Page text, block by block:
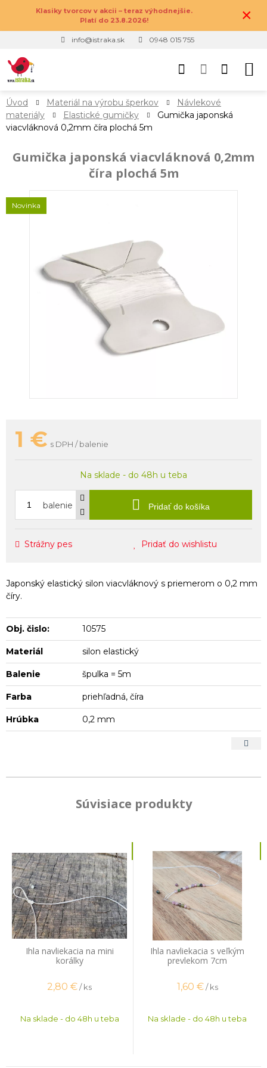
Klasiky tvorcov v akcii – teraz výhodnejšie.
Platí do 23.8.2026!
×
info@istraka.sk 0948 015 755
Úvod Materiál na výrobu šperkov
Návlekové
materiály
Elastické gumičky
Gumička japonská
viacvláknová 0,2mm číra plochá 5m
Gumička japonská viacvláknová 0,2mm
číra plochá 5m
Novinka
1 € s DPH / balenie
Na sklade - do 48h u teba
balenie Pridať do košíka
Strážny pes Pridať do wishlistu
Japonský elastický silon viacvláknový s priemerom o 0,2 mm
číry.
Obj. čislo: 10575
Materiál silon elastický
Balenie špulka = 5m
Farba priehľadná, číra
Hrúbka 0,2 mm
Súvisiace produkty
Ihla navliekacia na mini
korálky
2,80 €/ ks
Na sklade - do 48h u teba
Ihla navliekacia s veľkým
prevlekom 7cm
1,60 € / ks
Na sklade - do 48h u teba